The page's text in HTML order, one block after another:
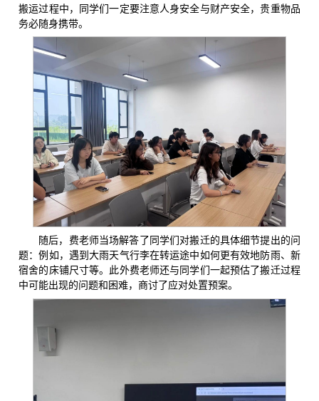
搬运过程中，同学们一定要注意人身安全与财产安全，贵重物品
务必随身携带。
随后，费老师当场解答了同学们对搬迁的具体细节提出的问
题：例如，遇到大雨天气行李在转运途中如何更有效地防雨、新
宿舍的床铺尺寸等。此外费老师还与同学们一起预估了搬迁过程
中可能出现的问题和困难，商讨了应对处置预案。